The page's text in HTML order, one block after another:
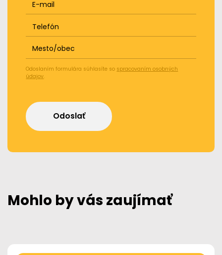
E-mail
Telefón
Mesto/obec
Odoslaním formulára súhlasíte so spracovaním osobných
údajov.
Odoslať
Mohlo by vás zaujímať